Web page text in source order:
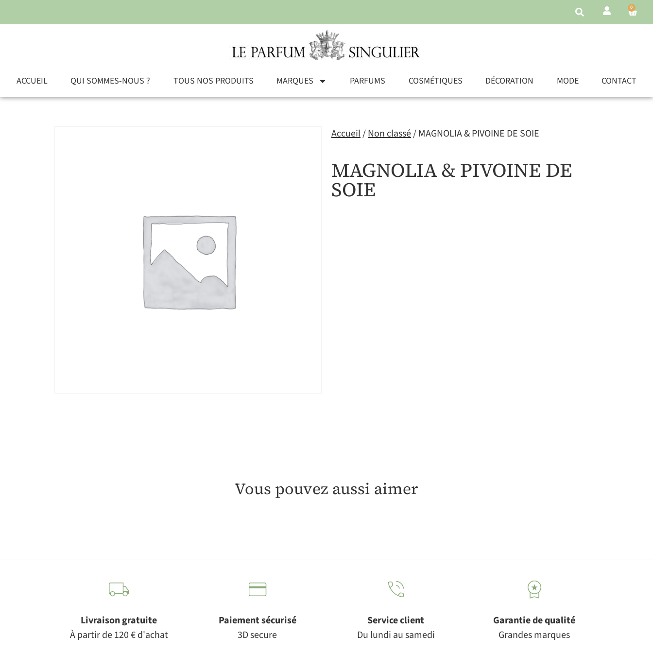
0
ACCUEIL QUI SOMMES-NOUS ? TOUS NOS PRODUITS MARQUES PARFUMS COSMÉTIQUES DÉCORATION MODE CONTACT
Accueil/Non classé/ MAGNOLIA & PIVOINE DE SOIE
MAGNOLIA & PIVOINE DE
SOIE
Vous pouvez aussi aimer
Livraison gratuite
À partir de 120 € d'achat
Paiement sécurisé
3D secure
Service client
Du lundi au samedi
Garantie de qualité
Grandes marques